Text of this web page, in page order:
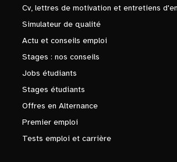
Cv, lettres de motivation et entretiens
Simulateur de qualité
Actu et conseils emploi
Stages : nos conseils
Jobs étudiants
Stages étudiants
Offres en Alternance
Premier emploi
Tests emploi et carrière